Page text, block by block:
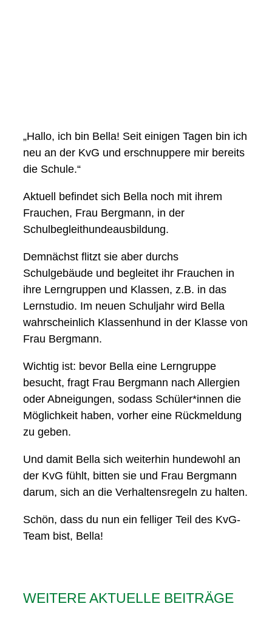
„Hallo, ich bin Bella! Seit einigen Tagen bin ich
neu an der KvG und erschnuppere mir bereits
die Schule.“
Aktuell befindet sich Bella noch mit ihrem
Frauchen, Frau Bergmann, in der
Schulbegleithundeausbildung.
Demnächst flitzt sie aber durchs
Schulgebäude und begleitet ihr Frauchen in
ihre Lerngruppen und Klassen, z.B. in das
Lernstudio. Im neuen Schuljahr wird Bella
wahrscheinlich Klassenhund in der Klasse von
Frau Bergmann.
Wichtig ist: bevor Bella eine Lerngruppe
besucht, fragt Frau Bergmann nach Allergien
oder Abneigungen, sodass Schüler*innen die
Möglichkeit haben, vorher eine Rückmeldung
zu geben.
Und damit Bella sich weiterhin hundewohl an
der KvG fühlt, bitten sie und Frau Bergmann
darum, sich an die Verhaltensregeln zu halten.
Schön, dass du nun ein felliger Teil des KvG-
Team bist, Bella!
WEITERE AKTUELLE BEITRÄGE